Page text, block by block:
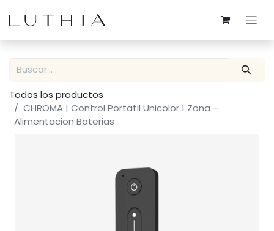
Todos los productos
CHROMA | Control Portatil Unicolor 1 Zona –
Alimentacion Baterias